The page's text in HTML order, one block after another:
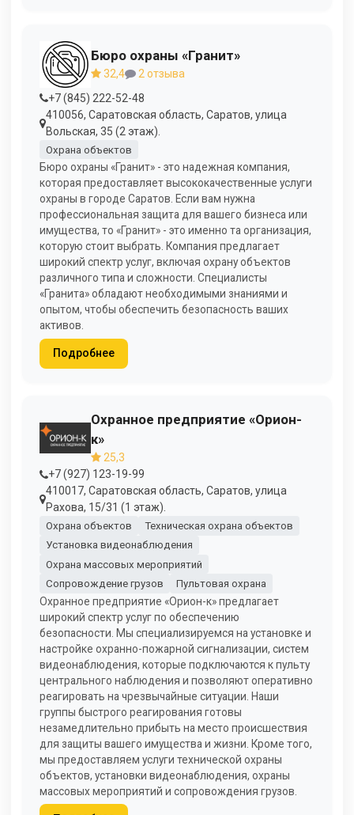
Бюро охраны «Гранит»
32,4
2 отзыва
+7 (845) 222-52-48
410056, Саратовская область, Саратов, улица
Вольская, 35 (2 этаж).
Охрана объектов
Бюро охраны «Гранит» - это надежная компания,
которая предоставляет высококачественные услуги
охраны в городе Саратов. Если вам нужна
профессиональная защита для вашего бизнеса или
имущества, то «Гранит» - это именно та организация,
которую стоит выбрать. Компания предлагает
широкий спектр услуг, включая охрану объектов
различного типа и сложности. Специалисты
«Гранита» обладают необходимыми знаниями и
опытом, чтобы обеспечить безопасность ваших
активов.
Подробнее
Охранное предприятие «Орион-
к»
25,3
+7 (927) 123-19-99
410017, Саратовская область, Саратов, улица
Рахова, 15/31 (1 этаж).
Охрана объектов
Техническая охрана объектов
Установка видеонаблюдения
Охрана массовых мероприятий
Сопровождение грузов
Пультовая охрана
Охранное предприятие «Орион-к» предлагает
широкий спектр услуг по обеспечению
безопасности. Мы специализируемся на установке и
настройке охранно-пожарной сигнализации, систем
видеонаблюдения, которые подключаются к пульту
центрального наблюдения и позволяют оперативно
реагировать на чрезвычайные ситуации. Наши
группы быстрого реагирования готовы
незамедлительно прибыть на место происшествия
для защиты вашего имущества и жизни. Кроме того,
мы предоставляем услуги технической охраны
объектов, установки видеонаблюдения, охраны
массовых мероприятий и сопровождения грузов.